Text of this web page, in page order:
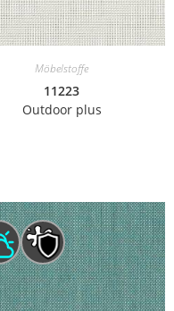
Möbelstoffe
11223
Outdoor plus